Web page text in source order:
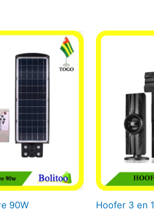
90W Hoofer 3 en 1